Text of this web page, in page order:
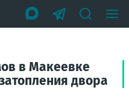
в Макеевке
двора